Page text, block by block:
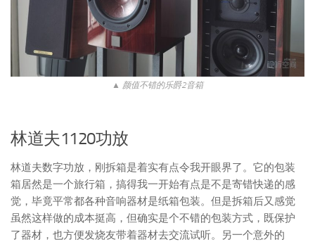
▲ 颜值不错的乐爵2音箱
林道夫1120功放
林道夫数字功放，刚拆箱是着实有点令我开眼界了。它的包装
箱居然是一个旅行箱，搞得我一开始有点是不是寄错快递的感
觉，毕竟平常都各种音响器材是纸箱包装。但是拆箱后又感觉
虽然这样做的成本挺高，但确实是个不错的包装方式，既保护
了器材，也方便发烧友带着器材去交流试听。另一个意外的